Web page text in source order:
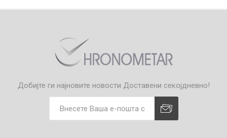
Добијте ги најновите новости Доставени секојдневно!